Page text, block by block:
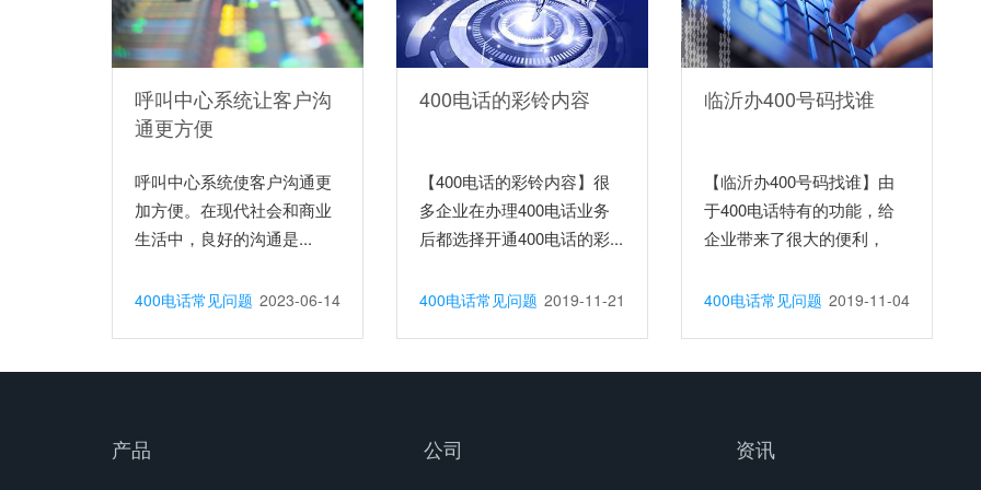
呼叫中心系统让客户沟
通更方便
呼叫中心系统使客户沟通更
加方便。在现代社会和商业
生活中，良好的沟通是...
400电话常见问题 2023-06-14
400电话的彩铃内容
【400电话的彩铃内容】很
多企业在办理400电话业务
后都选择开通400电话的彩...
400电话常见问题 2019-11-21
临沂办400号码找谁
【临沂办400号码找谁】由
于400电话特有的功能，给
企业带来了很大的便利，
400电话常见问题 2019-11-04
产品 公司 资讯